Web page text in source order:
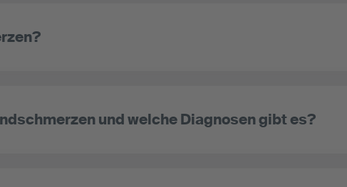
und welche Diagnosen gibt es?